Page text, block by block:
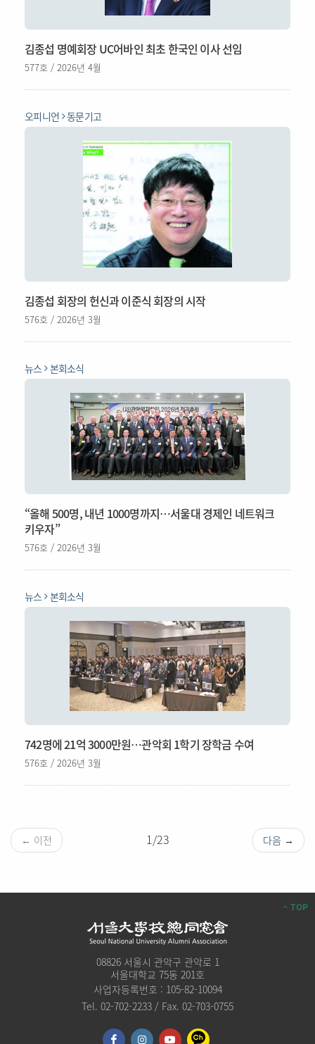
김종섭 명예회장 UC어바인 최초 한국인 이사 선임
577호 / 2026년 4월
오피니언 동문기고
김종섭 회장의 헌신과 이준식 회장의 시작
576호 / 2026년 3월
뉴스 본회소식
“올해 500명, 내년 1000명까지…서울대 경제인 네트워크
키우자”
576호 / 2026년 3월
뉴스 본회소식
742명에 21억 3000만원…관악회 1학기 장학금 수여
576호 / 2026년 3월
← 이전 1/23 다음 →
TOP
08826 서울시 관악구 관악로 1
서울대학교 75동 201호
사업자등록번호 : 105-82-10094
Tel. 02-702-2233 / Fax. 02-703-0755